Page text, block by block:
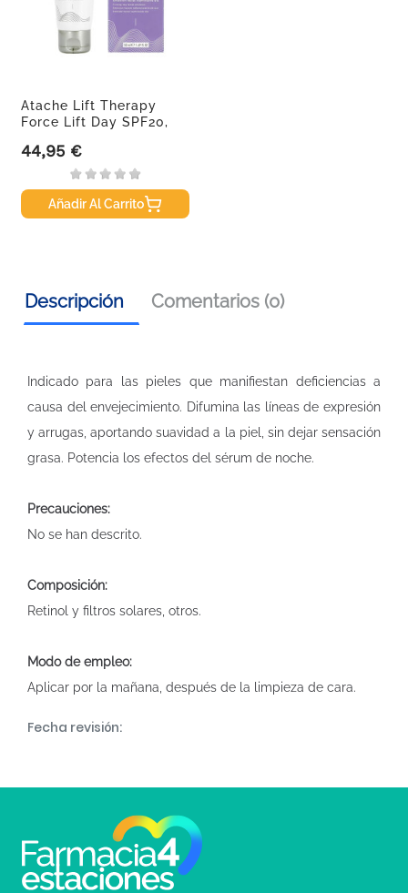
Atache Lift Therapy
Force Lift Day SPF20,
Precio
44,95 €
Añadir Al Carrito
Descripción Comentarios (0)
Indicado para las pieles que manifiestan deficiencias a
causa del envejecimiento. Difumina las líneas de expresión
y arrugas, aportando suavidad a la piel, sin dejar sensación
grasa. Potencia los efectos del sérum de noche.
Precauciones:
No se han descrito.
Composición:
Retinol y filtros solares, otros.
Modo de empleo:
Aplicar por la mañana, después de la limpieza de cara.
Fecha revisión: